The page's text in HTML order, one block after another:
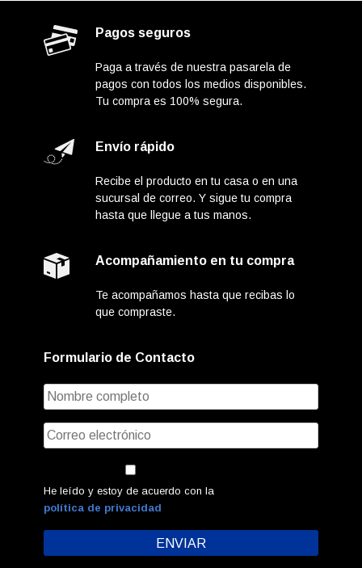
Pagos seguros
Paga a través de nuestra pasarela de
pagos con todos los medios disponibles.
Tu compra es 100% segura.
Envío rápido
Recibe el producto en tu casa o en una
sucursal de correo. Y sigue tu compra
hasta que llegue a tus manos.
Acompañamiento en tu compra
Te acompañamos hasta que recibas lo
que compraste.
Formulario de Contacto
He leído y estoy de acuerdo con la
política de privacidad